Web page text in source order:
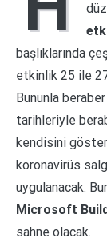
başlıklarında
etkinlik 25 ile
Bununla
tarihleriyle
kendisini
koronavirüs
uygulanacak.
Microsoft
sahne olacak.